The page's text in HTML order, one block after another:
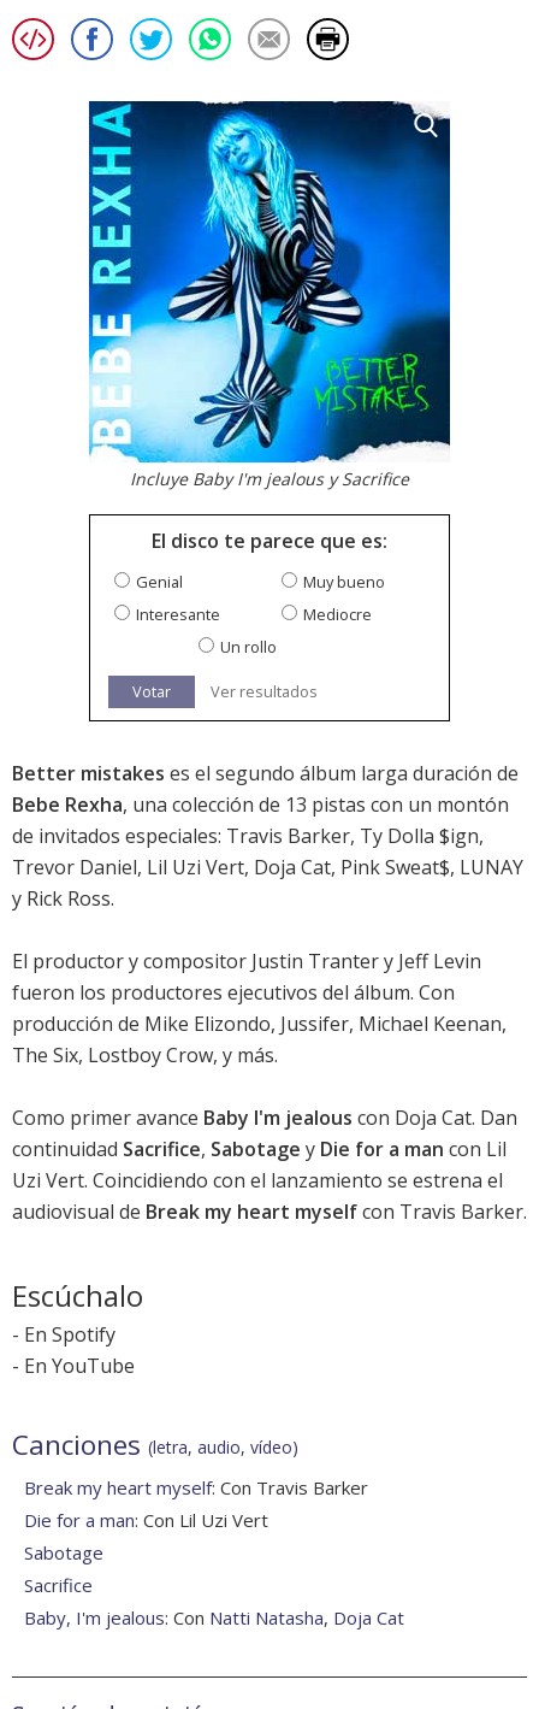
Incluye Baby I'm jealous y Sacrifice
El disco te parece que es:
Genial
Muy bueno
Interesante
Mediocre
Un rollo
Votar Ver resultados
Better mistakes es el segundo álbum larga duración de
Bebe Rexha, una colección de 13 pistas con un montón
de invitados especiales: Travis Barker, Ty Dolla $ign,
Trevor Daniel, Lil Uzi Vert, Doja Cat, Pink Sweat$, LUNAY
y Rick Ross.
El productor y compositor Justin Tranter y Jeff Levin
fueron los productores ejecutivos del álbum. Con
producción de Mike Elizondo, Jussifer, Michael Keenan,
The Six, Lostboy Crow, y más.
Como primer avance Baby I'm jealous con Doja Cat. Dan
continuidad Sacrifice, Sabotage y Die for a man con Lil
Uzi Vert. Coincidiendo con el lanzamiento se estrena el
audiovisual de Break my heart myselfcon Travis Barker.
Escúchalo
- En Spotify
- En YouTube
Canciones (letra, audio, vídeo)
Break my heart myself: Con Travis Barker
Die for a man: Con Lil Uzi Vert
Sabotage
Sacrifice
Baby, I'm jealous: Con Natti Natasha, Doja Cat